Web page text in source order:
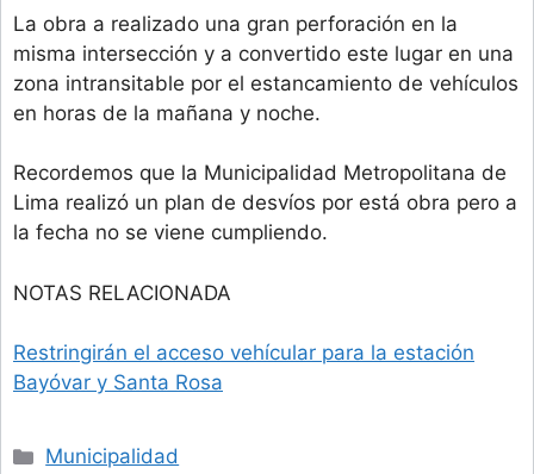
La obra a realizado una gran perforación en la
misma intersección y a convertido este lugar en una
zona intransitable por el estancamiento de vehículos
en horas de la mañana y noche.
Recordemos que la Municipalidad Metropolitana de
Lima realizó un plan de desvíos por está obra pero a
la fecha no se viene cumpliendo.
NOTAS RELACIONADA
Restringirán el acceso vehícular para la estación
Bayóvar y Santa Rosa
Categories
Municipalidad